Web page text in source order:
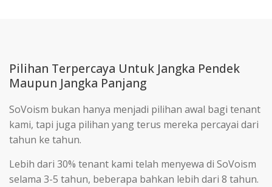
Pilihan Terpercaya Untuk Jangka Pendek
Maupun Jangka Panjang
SoVoism bukan hanya menjadi pilihan awal bagi tenant
kami, tapi juga pilihan yang terus mereka percayai dari
tahun ke tahun.
Lebih dari 30% tenant kami telah menyewa di SoVoism
selama 3-5 tahun, beberapa bahkan lebih dari 8 tahun.